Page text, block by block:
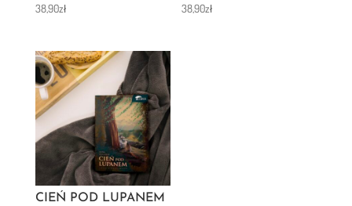
38,90zł 38,90zł
CIEŃ POD LUPANEM